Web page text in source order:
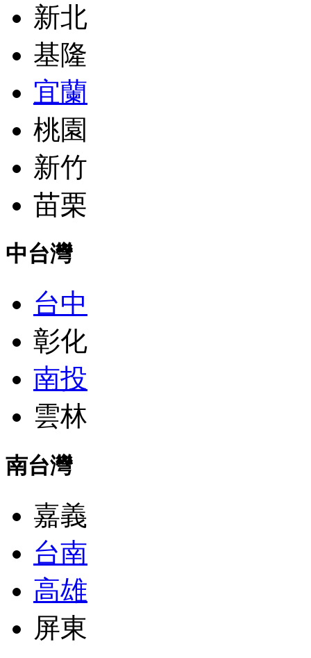
新北
基隆
宜蘭
桃園
新竹
苗栗
中台灣
台中
彰化
南投
雲林
南台灣
嘉義
台南
高雄
屏東